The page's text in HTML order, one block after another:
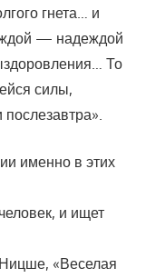
гнета… и
— надеждой
То
силы,
именно в этих
и ищет
«Веселая